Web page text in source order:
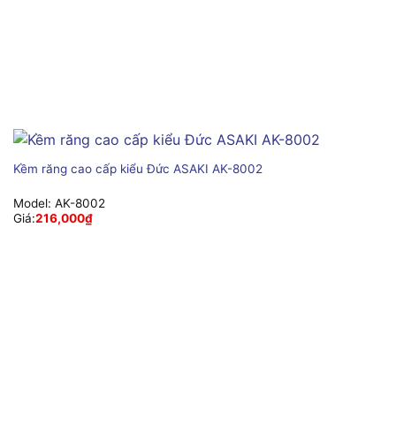
Kềm răng cao cấp kiểu Đức ASAKI AK-8002
Model: AK-8002
Giá:216,000₫